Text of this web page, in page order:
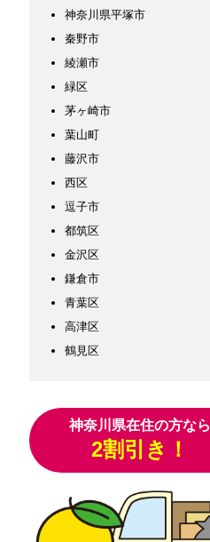
神奈川県平塚市
秦野市
綾瀬市
緑区
茅ヶ崎市
葉山町
藤沢市
西区
逗子市
都筑区
金沢区
鎌倉市
青葉区
高津区
鶴見区
神奈川県在住の方なら
2割引き！